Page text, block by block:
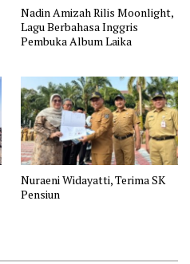
Nadin Amizah Rilis Moonlight,
Lagu Berbahasa Inggris
Pembuka Album Laika
Nuraeni Widayatti, Terima SK
Pensiun